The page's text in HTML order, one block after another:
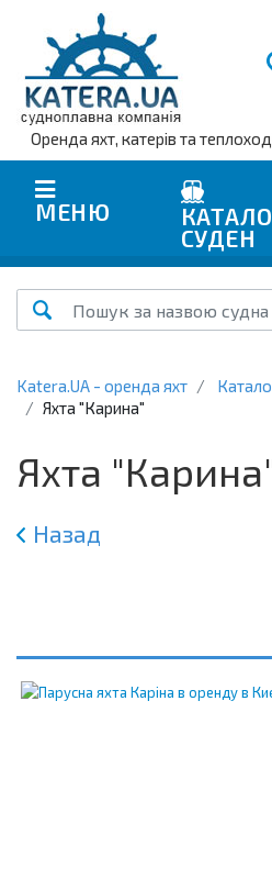
Оренда яхт, катерів та
МЕНЮ
СУДЕН
Katera.UA - оренда яхт
Яхта "Карина"
Яхта
Назад